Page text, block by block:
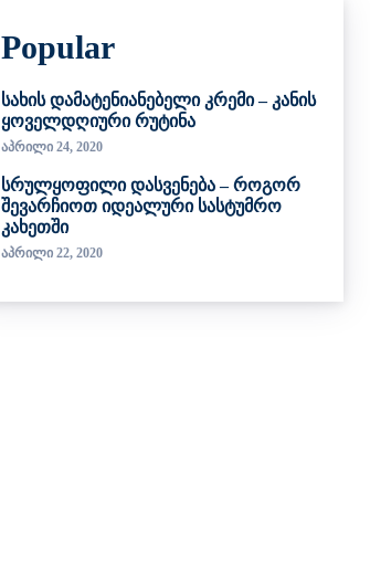
Popular
სახის დამატენიანებელი კრემი – კანის
ყოველდღიური რუტინა
აპრილი 24, 2020
სრულყოფილი დასვენება – როგორ
შევარჩიოთ იდეალური სასტუმრო
კახეთში
აპრილი 22, 2020